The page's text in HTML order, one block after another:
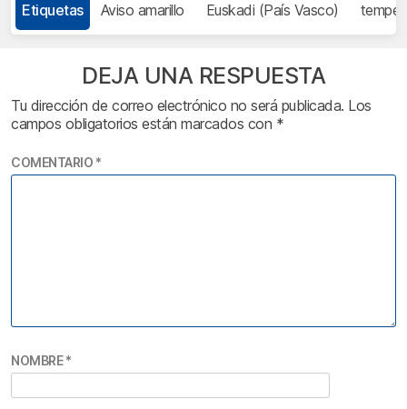
Etiquetas Aviso amarillo Euskadi (País Vasco)
DEJA UNA RESPUESTA
Tu dirección de correo electrónico no será publicada. Los
campos obligatorios están marcados con *
COMENTARIO *
NOMBRE*